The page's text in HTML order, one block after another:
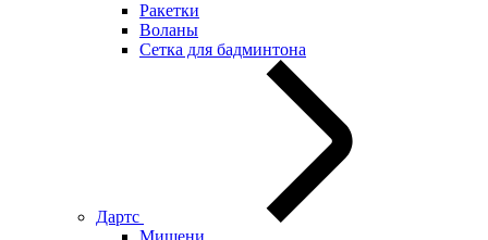
Ракетки
Воланы
Сетка для бадминтона
Дартс
Мишени